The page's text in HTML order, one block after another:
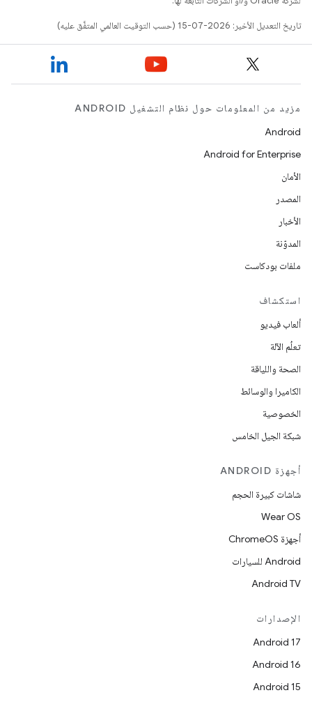
تاريخ التعديل الأخير: 2026-07-15 (حسب التوقيت العالمي المتفَّق عليه)
مزيد من المعلومات حول نظام التشغيل ANDROID
Android
Android for Enterprise
الأمان
المصدر
الأخبار
المدوّنة
ملفات بودكاست
استكشاف
ألعاب فيديو
تعلُم الآلة
الصحة واللياقة
الكاميرا والوسائط
الخصوصية
شبكة الجيل الخامس
أجهزة ANDROID
شاشات كبيرة الحجم
Wear OS
أجهزة ChromeOS
Android للسيارات
Android TV
الإصدارات
Android 17
Android 16
Android 15